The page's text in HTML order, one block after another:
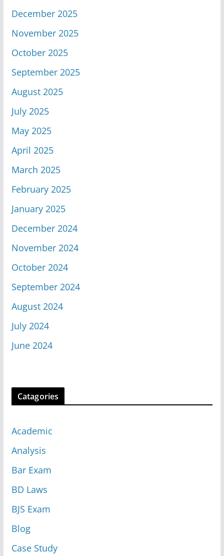
December 2025
November 2025
October 2025
September 2025
August 2025
July 2025
May 2025
April 2025
March 2025
February 2025
January 2025
December 2024
November 2024
October 2024
September 2024
August 2024
July 2024
June 2024
Catagories
Academic
Analysis
Bar Exam
BD Laws
BJS Exam
Blog
Case Study